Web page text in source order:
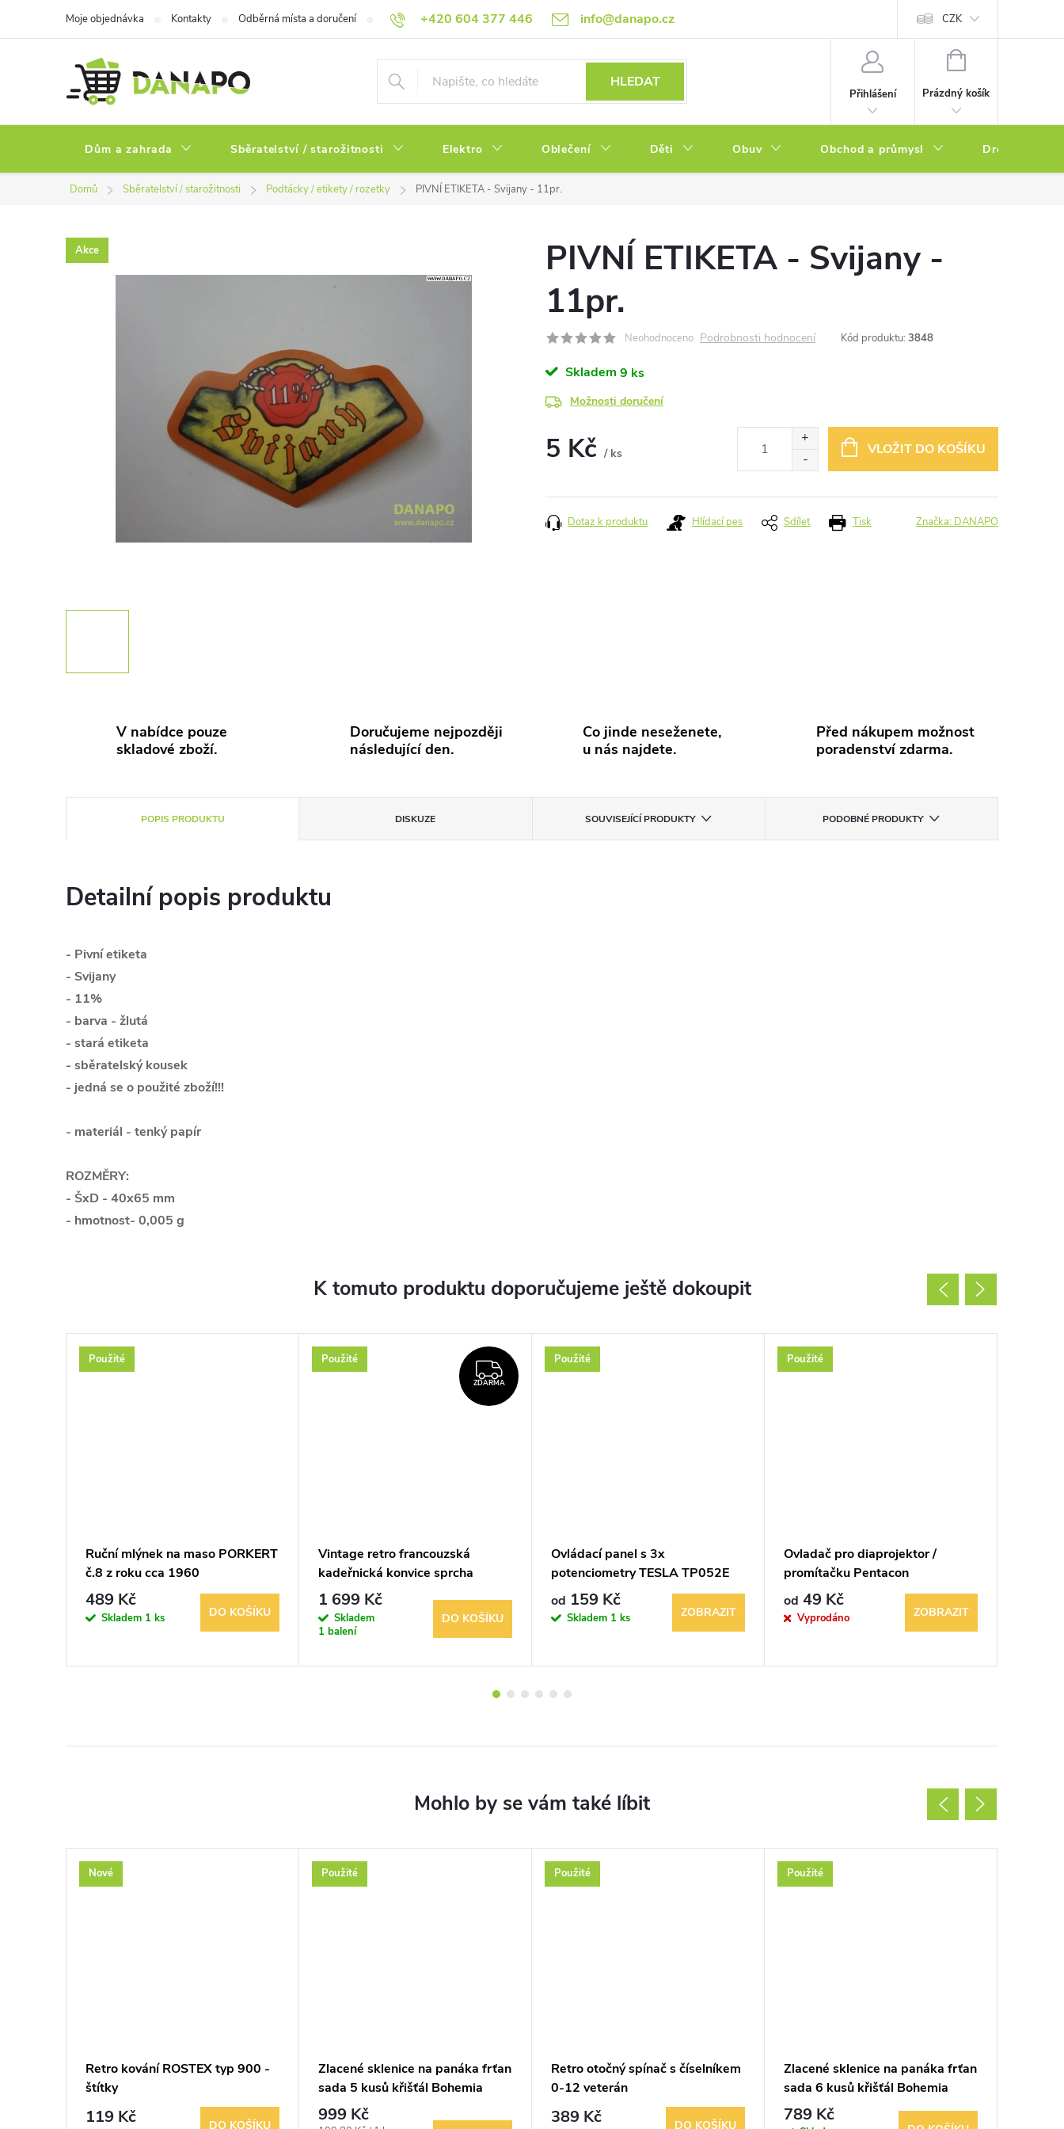
+420 604 377 446 info@danapo.cz
Moje objednávka Kontakty Odběrná místa a doručení Hodnocení obchodu Obchodní podmínky Reklamace a výměna zboží Podmínky ochrany osobních údajů Soubory cookies
CZK
HLEDAT
Přihlášení
NÁKUPNÍ
Prázdný košík
Dům a zahrada Sběratelství / starožitnosti Elektro Oblečení Děti Obuv Obchod a průmysl Drogerie
Domů Sběratelství / starožitnosti Podtácky / etikety / rozetky PIVNÍ ETIKETA - Svijany - 11pr.
Akce
PIVNÍ ETIKETA - Svijany -
11pr.
Neohodnoceno Podrobnosti hodnocení Kód produktu: 3848
Skladem 9 ks
Možnosti doručení
5 Kč / ks
VLOŽIT DO KOŠÍKU
Tisk
Dotaz k produktu Hlídací pes Sdílet Značka: DANAPO
V nabídce pouze
skladové zboží.
Doručujeme nejpozději
následující den.
Co jinde neseženete,
u nás najdete.
Před nákupem možnost
poradenství zdarma.
POPIS PRODUKTU DISKUZE SOUVISEJÍCÍ PRODUKTY PODOBNÉ PRODUKTY
Detailní popis produktu
- Pivní etiketa
- Svijany
- 11%
- barva - žlutá
- stará etiketa
- sběratelský kousek
- jedná se o použité zboží!!!
- materiál - tenký papír
ROZMĚRY:
- ŠxD - 40x65 mm
- hmotnost- 0,005 g
K tomuto produktu doporučujeme ještě dokoupit
Použité
Ruční mlýnek na maso PORKERT
č.8 z roku cca 1960
489 Kč
Skladem 1 ks DO KOŠÍKU
Použité
ZDARMA
ZDARMA
Vintage retro francouzská
kadeřnická konvice sprcha
Barber Hydrocap
1 699 Kč
Skladem
1 balení
DO KOŠÍKU
Použité
Ovládací panel s 3x
potenciometry TESLA TP052E
od 159 Kč
Skladem 1 ks ZOBRAZIT
Použité
Ovladač pro diaprojektor /
promítačku Pentacon
Aspectomat DIN
od 49 Kč
Vyprodáno ZOBRAZIT
Nové
Retro kování ROSTEX typ 900 -
štítky
119 Kč DO KOŠÍKU
Použité
Zlacené sklenice na panáka frťan
sada 5 kusů křišťál Bohemia
999 Kč
Použité
Retro otočný spínač s číselníkem
0-12 veterán
389 Kč DO KOŠÍKU
Použité
Zlacené sklenice na panáka frťan
sada 6 kusů křišťál Bohemia
7,5cm
789 Kč